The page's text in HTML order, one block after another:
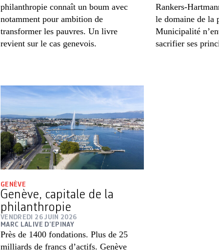
philanthropie connaît un boum avec
notamment pour ambition de
transformer les pauvres. Un livre
revient sur le cas genevois.
Rankers-
le domaine de la
Municipalité
sacrifier ses
GENÈVE
Genève, capitale de la
philanthropie
VENDREDI 26 JUIN 2026
MARC LALIVE D’EPINAY
Près de 1400 fondations. Plus de 25
milliards de francs d’actifs. Genève